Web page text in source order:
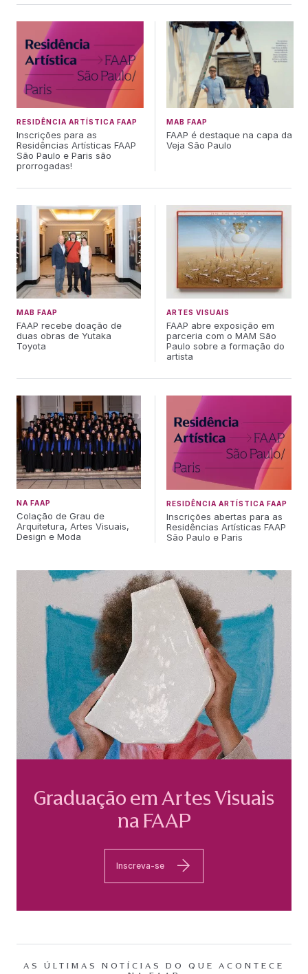
RESIDÊNCIA ARTÍSTICA FAAP
Inscrições para as
Residências Artísticas FAAP
São Paulo e Paris são
prorrogadas!
MAB FAAP
FAAP é destaque na capa da
Veja São Paulo
MAB FAAP
FAAP recebe doação de
duas obras de Yutaka
Toyota
ARTES VISUAIS
FAAP abre exposição em
parceria com o MAM São
Paulo sobre a formação do
artista
NA FAAP
Colação de Grau de
Arquitetura, Artes Visuais,
Design e Moda
RESIDÊNCIA ARTÍSTICA FAAP
Inscrições abertas para as
Residências Artísticas FAAP
São Paulo e Paris
Graduação em Artes Visuais
na FAAP
Inscreva-se
AS ÚLTIMAS NOTÍCIAS DO QUE ACONTECE